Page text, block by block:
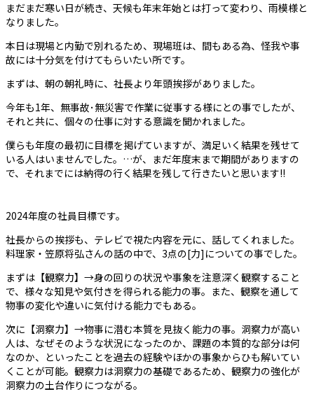
まだまだ寒い日が続き、天候も年末年始とは打って変わり、雨模様と
なりました。
本日は現場と内勤で別れるため、現場班は、間もある為、怪我や事
故には十分気を付けてもらいたい所です。
まずは、朝の朝礼時に、社長より年頭挨拶がありました。
今年も1年、無事故･無災害で作業に従事する様にとの事でしたが、
それと共に、個々の仕事に対する意識を聞かれました。
僕らも年度の最初に目標を掲げていますが、満足いく結果を残せて
いる人はいませんでした。…が、まだ年度末まで期間がありますの
で、それまでには納得の行く結果を残して行きたいと思います!!
2024年度の社員目標です。
社長からの挨拶も、テレビで視た内容を元に、話してくれました。
料理家・笠原将弘さんの話の中で、3点の[力]についての事でした。
まずは【観察力】→身の回りの状況や事象を注意深く観察すること
で、様々な知見や気付きを得られる能力の事。また、観察を通して
物事の変化や違いに気付ける能力でもある。
次に【洞察力】→物事に潜む本質を見抜く能力の事。洞察力が高い
人は、なぜそのような状況になったのか、課題の本質的な部分は何
なのか、といったことを過去の経験やほかの事象からひも解いてい
くことが可能。観察力は洞察力の基礎であるため、観察力の強化が
洞察力の土台作りにつながる。